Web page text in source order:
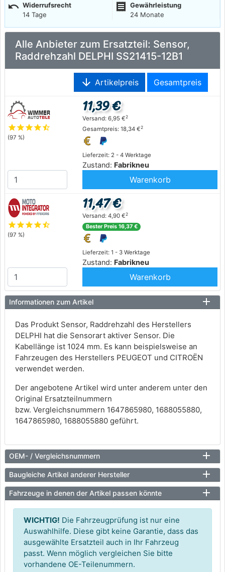
undo Widerrufsrecht
14 Tage
receipt
Gewährleistung
24 Monate
Alle Anbieter zum Ersatzteil: Sensor,
Raddrehzahl DELPHI SS21415-12B1
arrow_downward Artikelpreis Gesamtpreis
starstarstarstarstar_half
(97 %)
Lieferzeit: 2 - 4 Werktage
Zustand: Fabrikneu
11,39 €
Versand: 6,95 €2
Gesamtpreis: 18,34 €2
Warenkorb
starstarstarstarstar_half
(97 %)
Lieferzeit: 1 - 3 Werktage
Zustand: Fabrikneu
11,47 €
Versand: 4,90 €2
Bester Preis 16,37 €
Warenkorb
Informationen zum Artikel
Das Produkt Sensor, Raddrehzahl des Herstellers
DELPHI hat die Sensorart aktiver Sensor. Die
Kabellänge ist 1024 mm. Es kann beispielsweise an
Fahrzeugen des Herstellers PEUGEOT und CITROËN
verwendet werden.
Der angebotene Artikel wird unter anderem unter den
Original Ersatzteilnummern
bzw. Vergleichsnummern 1647865980, 1688055880,
1647865980, 1688055880 geführt.
OEM- / Vergleichsnummern
Baugleiche Artikel anderer Hersteller
Fahrzeuge in denen der Artikel passen könnte
WICHTIG! Die Fahrzeugprüfung ist nur eine
Auswahlhilfe. Diese gibt keine Garantie, dass das
ausgewählte Ersatzteil auch in Ihr Fahrzeug
passt. Wenn möglich vergleichen Sie bitte
vorhandene OE-Teilenummern.